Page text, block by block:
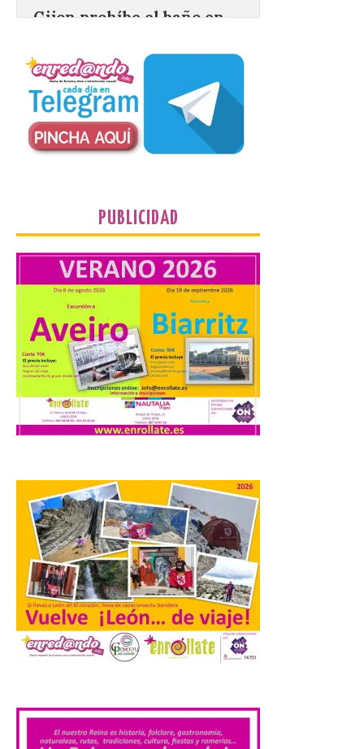
Arbeyal el día del eclipse a
8 Ago 2026
Incide en que el eclipse se
verá desde múltiples
puntos de la ciudad, por lo
que no será necesario
La decimonovena
fotografía de León de…
viaje nos llega desde la
plaza de Oriente en
Madrid
8 Ago 2026
Nueva edición de León
de…viaje. Una iniciativa
organizado por la sección
Conceyu País Llionés y el Diario de
Turismo, Ocio e Información para
jóvenes “Enredando.info”. Pilar Aller Aller
nos envía la décimo […]
Los minerales y sus usos
más comunes centran la
nueva exposición del
Museo de la Siderurgia y
la Minería de Sabero
La exposición que se
inaugurará el sábado día 8
PUBLICIDAD